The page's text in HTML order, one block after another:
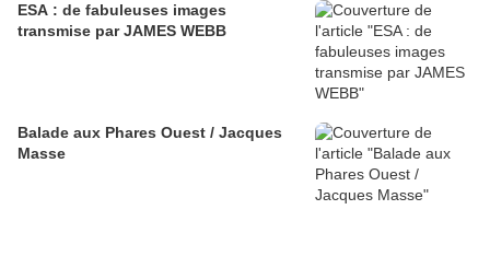
ESA : de fabuleuses images
transmise par JAMES WEBB
Balade aux Phares Ouest / Jacques
Masse